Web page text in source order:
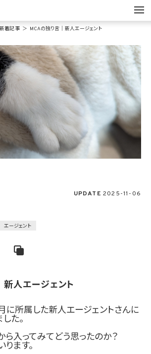
新着記事 MCAの独り言｜新人エージェント
UPDATE 2025-11-06
エージェント
人エージェント
に所属した新人エージェントさんに
た。
ら入ってみてどう思ったのか？
ます。